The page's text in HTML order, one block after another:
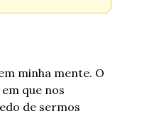
minha mente. O
que nos
de sermos